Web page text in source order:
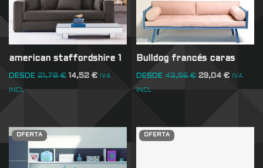
american staffordshire 1
DESDE 21,78€ 14,52 € IVA
INCL
Bulldog francés caras
DESDE 43,56€ 29,04€ IVA
INCL
OFERTA OFERTA